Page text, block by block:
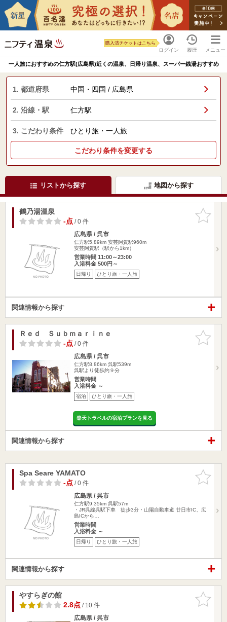
ログイン
購入済チケットはこちら
履歴 メニュー
一人旅におすすめの仁方駅(広島県)近くの温泉、日帰り温泉、スーパー銭湯おすすめ
1. 都道府県 中国・四国 / 広島県
2. 沿線・駅 仁方駅
3. こだわり条件 ひとり旅・一人旅
こだわり条件を変更する
リストから探す 地図から探す
お気に入
りに追加
鶴乃湯温泉
-点/ 0 件
広島県 / 呉市
仁方駅5.89km 安芸阿賀駅960m
安芸阿賀駅（駅から1km）
営業時間 11:00～23:00
入浴料金 500円～
日帰り ひとり旅・一人旅
関連情報から探す
お気に入
りに追加
Ｒｅｄ Ｓｕｂｍａｒｉｎｅ
-点/ 0 件
広島県 / 呉市
仁方駅8.86km 呉駅539m
呉駅より徒歩約９分
営業時間
入浴料金 ～
宿泊 ひとり旅・一人旅
楽天トラベルの宿泊プランを見る
関連情報から探す
お気に入
りに追加
Spa Seare YAMATO
-点/ 0 件
広島県 / 呉市
仁方駅9.35km 呉駅57m
・JR呉線呉駅下車 徒歩3分・山陽自動車道 廿日市IC、広
島ICから…
営業時間
入浴料金 ～
日帰り ひとり旅・一人旅
関連情報から探す
お気に入
りに追加
やすらぎの館
2.8点/ 10 件
広島県 / 呉市